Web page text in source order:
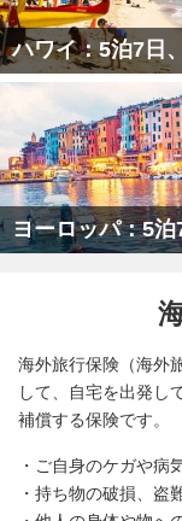
ハワイ：5泊7日
ヨーロッパ：5
海外旅行保険（海外
して、自宅を出発し
補償する保険です。
・ご自身のケガや病
・持ち物の破損、盗